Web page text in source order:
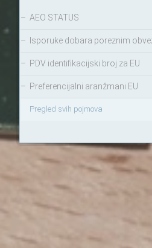
– AEO STATUS
– Isporuke dobara poreznim
– PDV identifikacijski broj za EU
– Preferencijalni aranžmani EU
Pregled svih pojmova